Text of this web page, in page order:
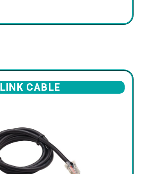
LINK CABLE